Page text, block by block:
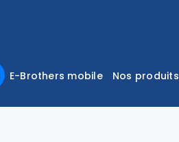
E-Brothers mobile Nos produits